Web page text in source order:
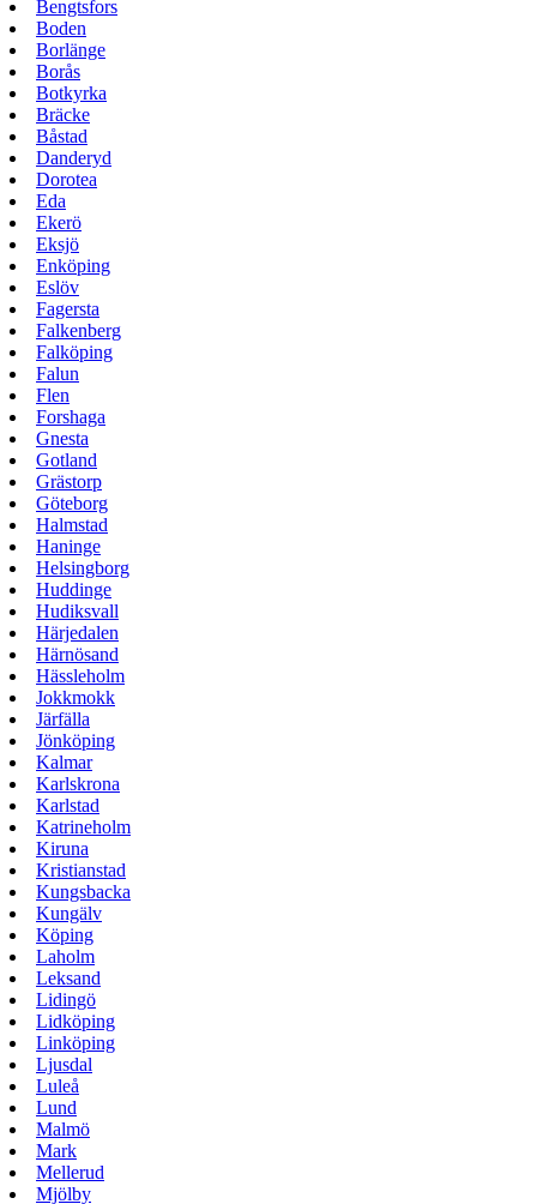
Bengtsfors
Boden
Borlänge
Borås
Botkyrka
Bräcke
Båstad
Danderyd
Dorotea
Eda
Ekerö
Eksjö
Enköping
Eslöv
Fagersta
Falkenberg
Falköping
Falun
Flen
Forshaga
Gnesta
Gotland
Grästorp
Göteborg
Halmstad
Haninge
Helsingborg
Huddinge
Hudiksvall
Härjedalen
Härnösand
Hässleholm
Jokkmokk
Järfälla
Jönköping
Kalmar
Karlskrona
Karlstad
Katrineholm
Kiruna
Kristianstad
Kungsbacka
Kungälv
Köping
Laholm
Leksand
Lidingö
Lidköping
Linköping
Ljusdal
Luleå
Lund
Malmö
Mark
Mellerud
Mjölby